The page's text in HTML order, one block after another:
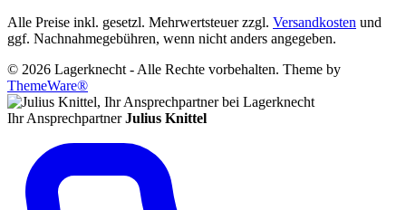
Alle Preise inkl. gesetzl. Mehrwertsteuer zzgl. Versandkosten und
ggf. Nachnahmegebühren, wenn nicht anders angegeben.
© 2026 Lagerknecht - Alle Rechte vorbehalten. Theme by
ThemeWare®
Ihr Ansprechpartner Julius Knittel